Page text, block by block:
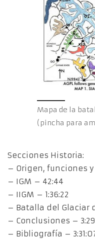
Mapa de la
(pincha para
Secciones Historia:
– Origen, funciones
– IGM – 42:44
– IIGM – 1:36:22
– Batalla del Glaciar
– Conclusiones –
– Bibliografía –